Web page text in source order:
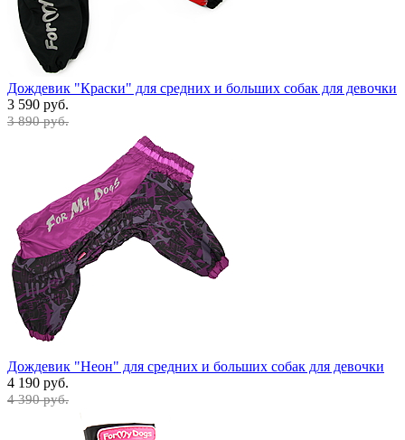
Дождевик "Краски" для средних и больших собак для девочки
3 590 руб.
3 890 руб.
Дождевик "Неон" для средних и больших собак для девочки
4 190 руб.
4 390 руб.